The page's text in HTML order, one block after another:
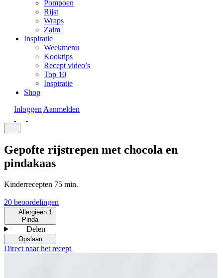
Pompoen
Rijst
Wraps
Zalm
Inspiratie
Weekmenu
Kooktips
Recept video’s
Top 10
Inspiratie
Shop
Inloggen Aanmelden
Gepofte rijstrepen met chocola en
pindakaas
Kinderrecepten 75 min.
20 beoordelingen
Allergieën 1
Pinda
Delen
Opslaan
Direct naar het recept